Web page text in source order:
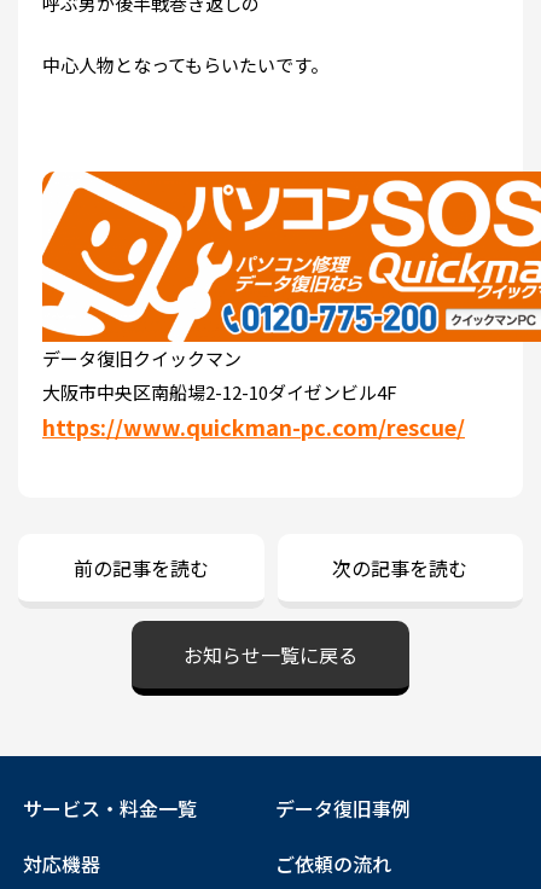
中心人物となってもらいたいです。
データ復旧クイックマン
大阪市中央区南船場2-12-10ダイゼンビル4F
https://www.quickman-pc.com/rescue/
前の記事を読む 次の記事を読む
お知らせ一覧に戻る
サービス・料金一覧
対応機器
データ復旧事例
ご依頼の流れ